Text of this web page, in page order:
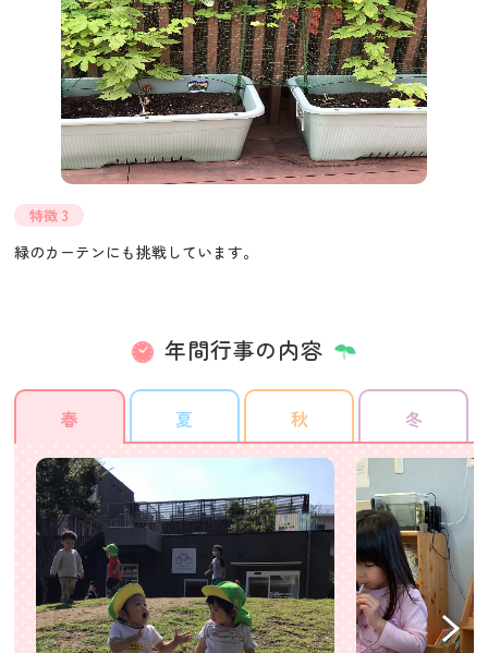
特徴 3
緑のカーテンにも挑戦しています。
年間行事の内容
春 夏 秋 冬